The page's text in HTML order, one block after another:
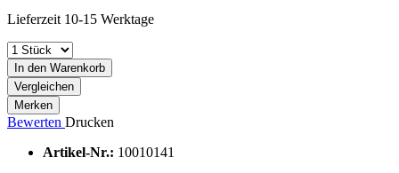
Lieferzeit 10-15 Werktage
In den Warenkorb
Vergleichen
Merken
Bewerten Drucken
Artikel-Nr.: 10010141